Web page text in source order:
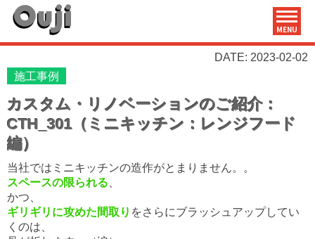
MENU
DATE: 2023-02-02
施工事例
カスタム・リノベーションのご紹介：
CTH_301（ミニキッチン：レンジフード
編）
当社ではミニキッチンの造作がとまりません。。
スペースの限られる
かつ、
ギリギリに攻めた間取り をさらにブラッシュアップしてい
くのは、